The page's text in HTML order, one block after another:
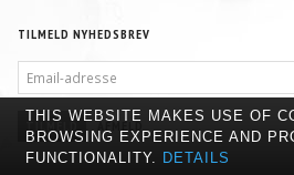
TILMELD NYHEDSBREV
ADRESSE
TILMELD AFMELD
THIS WEBSITE MAKES USE OF
BROWSING EXPERIENCE AND
FUNCTIONALITY. DETAILS